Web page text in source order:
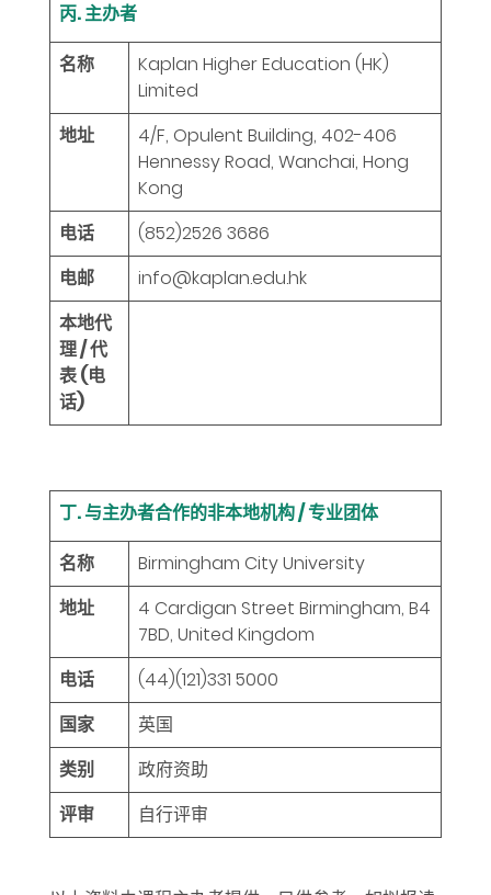
丙. 主办者
名称
Kaplan Higher Education (HK)
Limited
地址
4/F, Opulent Building, 402-406
Hennessy Road, Wanchai, Hong
Kong
电话
(852)2526 3686
电邮
info@kaplan.edu.hk
本地代
理 / 代
表 (电
话)
丁. 与主办者合作的非本地机构 / 专业团体
名称
Birmingham City University
地址
4 Cardigan Street Birmingham, B4
7BD, United Kingdom
电话
(44)(121)331 5000
国家
英国
类别
政府资助
评审
自行评审